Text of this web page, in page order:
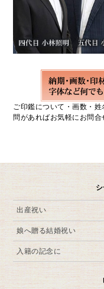
ご印鑑について・画数・
問があればお気軽にお問合
出産祝い
娘へ贈る結婚祝い
入籍の記念に